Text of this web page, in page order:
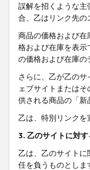
誤解を招くような
合、乙はリンク先
商品の価格および
格および在庫を表示
の価格および在庫の
さらに、乙が乙の
ェブサイトまたは
供される商品の「
乙は、特別リンク
3. 乙のサイトに対
乙は、乙のサイト
任を負うものとし